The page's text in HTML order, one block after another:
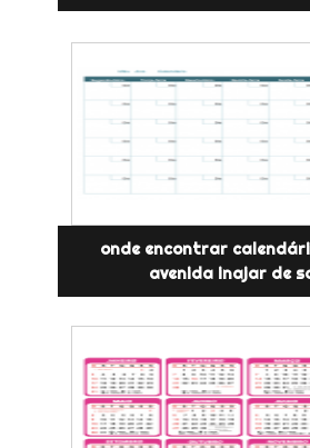
onde encontrar
avenida inajar de